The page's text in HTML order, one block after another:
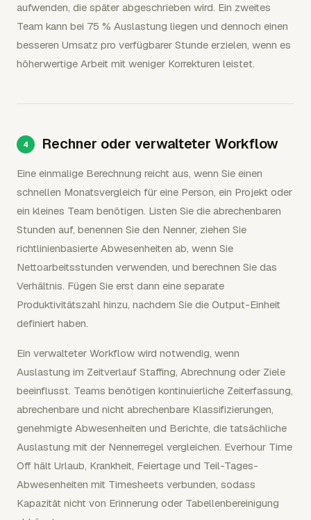
aufwenden, die später abgeschrieben wird. Ein zweites
Team kann bei 75 % Auslastung liegen und dennoch einen
besseren Umsatz pro verfügbarer Stunde erzielen, wenn es
höherwertige Arbeit mit weniger Korrekturen leistet.
Rechner oder verwalteter Workflow
Eine einmalige Berechnung reicht aus, wenn Sie einen
schnellen Monatsvergleich für eine Person, ein Projekt oder
ein kleines Team benötigen. Listen Sie die abrechenbaren
Stunden auf, benennen Sie den Nenner, ziehen Sie
richtlinienbasierte Abwesenheiten ab, wenn Sie
Nettoarbeitsstunden verwenden, und berechnen Sie das
Verhältnis. Fügen Sie erst dann eine separate
Produktivitätszahl hinzu, nachdem Sie die Output-Einheit
definiert haben.
Ein verwalteter Workflow wird notwendig, wenn
Auslastung im Zeitverlauf Staffing, Abrechnung oder Ziele
beeinflusst. Teams benötigen kontinuierliche Zeiterfassung,
abrechenbare und nicht abrechenbare Klassifizierungen,
genehmigte Abwesenheiten und Berichte, die tatsächliche
Auslastung mit der Nennerregel vergleichen. Everhour Time
Off hält Urlaub, Krankheit, Feiertage und Teil-Tages-
Abwesenheiten mit Timesheets verbunden, sodass
Kapazität nicht von Erinnerung oder Tabellenbereinigung